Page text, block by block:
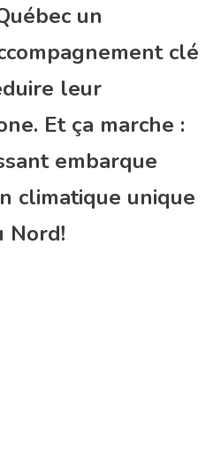
un
clé
leur
Et ça marche :
embarque
climatique unique
Nord!